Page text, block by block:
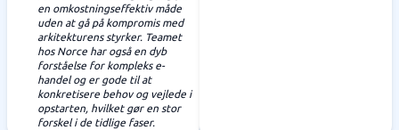
en omkostningseffektiv måde
uden at gå på kompromis med
arkitekturens styrker. Teamet
hos Norce har også en dyb
forståelse for kompleks e-
handel og er gode til at
konkretisere behov og vejlede i
opstarten, hvilket gør en stor
forskel i de tidlige faser.